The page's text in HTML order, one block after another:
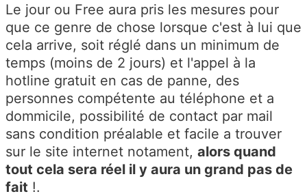
Le jour ou Free aura pris les mesures pour
que ce genre de chose lorsque c'est à lui que
cela arrive, soit réglé dans un minimum de
temps (moins de 2 jours) et l'appel à la
hotline gratuit en cas de panne, des
personnes compétente au téléphone et a
dommicile, possibilité de contact par mail
sans condition préalable et facile a trouver
sur le site internet notament, alors quand
tout cela sera réel il y aura un grand pas de
fait !.